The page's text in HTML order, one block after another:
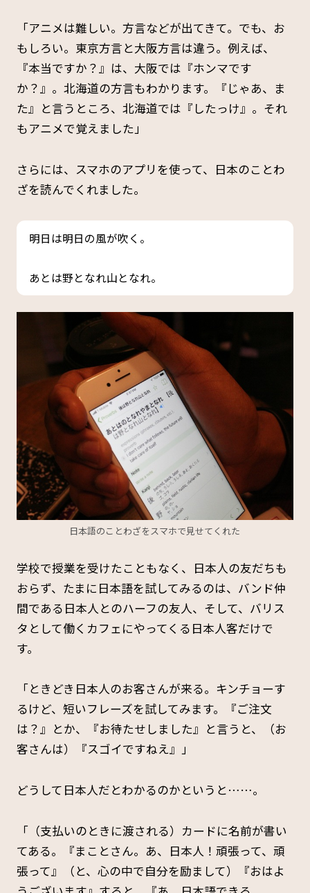
「アニメは難しい。方言などが出てきて。でも、お
もしろい。東京方言と大阪方言は違う。例えば、
『本当ですか？』は、大阪では『ホンマです
か？』。北海道の方言もわかります。『じゃあ、ま
た』と言うところ、北海道では『したっけ』。それ
もアニメで覚えました」
さらには、スマホのアプリを使って、日本のことわ
ざを読んでくれました。
明日は明日の風が吹く。
あとは野となれ山となれ。
日本語のことわざをスマホで見せてくれた
学校で授業を受けたこともなく、日本人の友だちも
おらず、たまに日本語を試してみるのは、バンド仲
間である日本人とのハーフの友人、そして、バリス
タとして働くカフェにやってくる日本人客だけで
す。
「ときどき日本人のお客さんが来る。キンチョーす
るけど、短いフレーズを試してみます。『ご注文
は？』とか、『お待たせしました』と言うと、（お
客さんは）『スゴイですねえ』」
どうして日本人だとわかるのかというと……。
「（支払いのときに渡される）カードに名前が書い
てある。『まことさん。あ、日本人！頑張って、頑
張って』（と、心の中で自分を励まして）『おはよ